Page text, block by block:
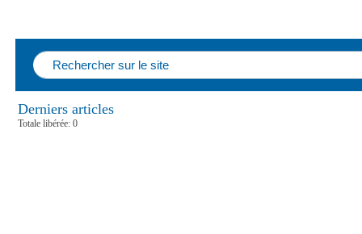
Derniers articles
Totale libérée: 0